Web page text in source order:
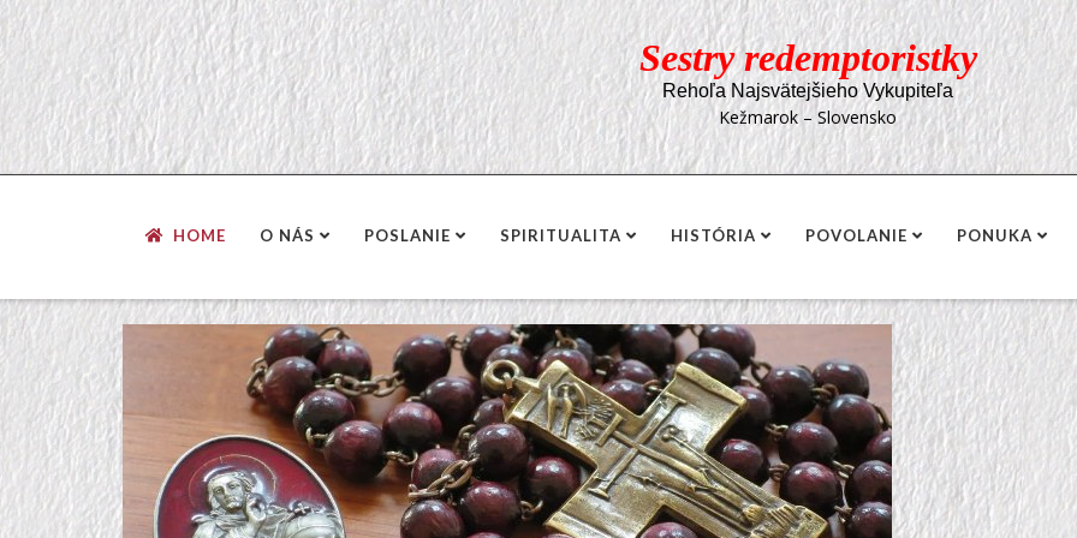
Sestry redemptoristky
Rehoľa Najsvätejšieho Vykupiteľa
Kežmarok – Slovensko
HOME O NÁS POSLANIE SPIRITUALITA HISTÓRIA POVOLANIE PONUKA